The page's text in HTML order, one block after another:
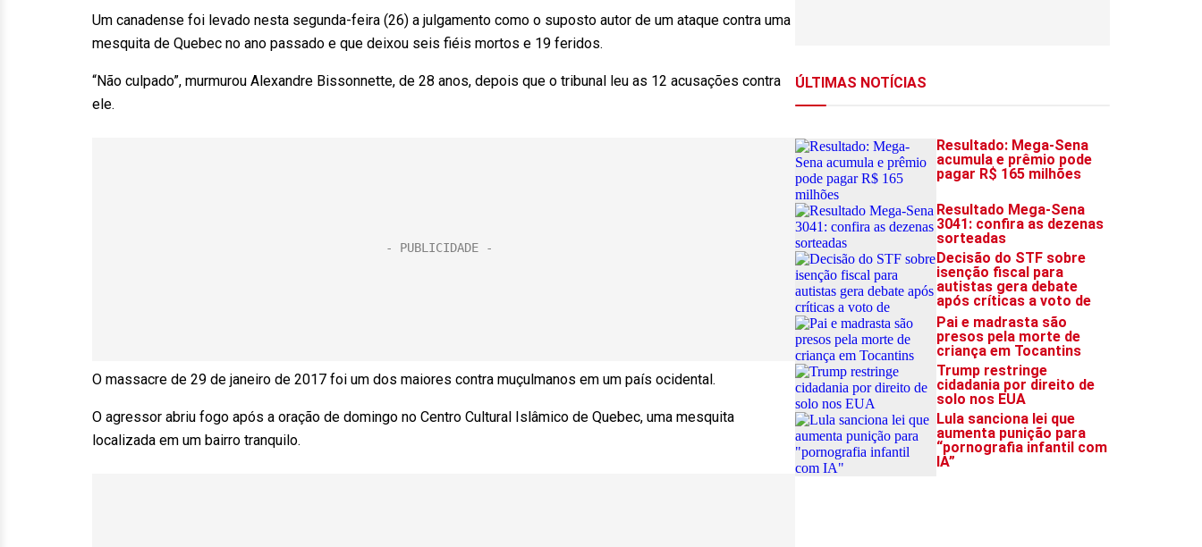
Um canadense foi levado nesta segunda-feira (26) a julgamento como o suposto autor de um ataque contra uma
mesquita de Quebec no ano passado e que deixou seis fiéis mortos e 19 feridos.
“Não culpado”, murmurou Alexandre Bissonnette, de 28 anos, depois que o tribunal leu as 12 acusações contra
ele.
O massacre de 29 de janeiro de 2017 foi um dos maiores contra muçulmanos em um país ocidental.
O agressor abriu fogo após a oração de domingo no Centro Cultural Islâmico de Quebec, uma mesquita
localizada em um bairro tranquilo.